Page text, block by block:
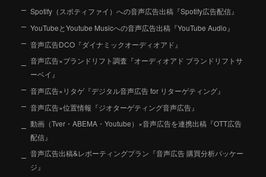
Spotify（スポティファイ）への音声広告出稿『Spotify広告配信』
YouTubeとYoutube Musicへの音声広告出稿『YouTube Audio』
音声広告DCO『ダイナミックオーディオアド』
音声広告×ブランドリフト調査『オーディオアド ブランドリフトサ
ーベイ』
音声広告×リタゲ『デジタル音声広告 for リターゲティング』
音声広告×位置情報『ジオターゲティング音声広告』
動画（Tver・ABEMA・Youtube）×音声広告を連携出稿『OTT広告
配信』
音声広告出稿&レポーティングプラン『音声広告 購買分析パッケー
ジ』